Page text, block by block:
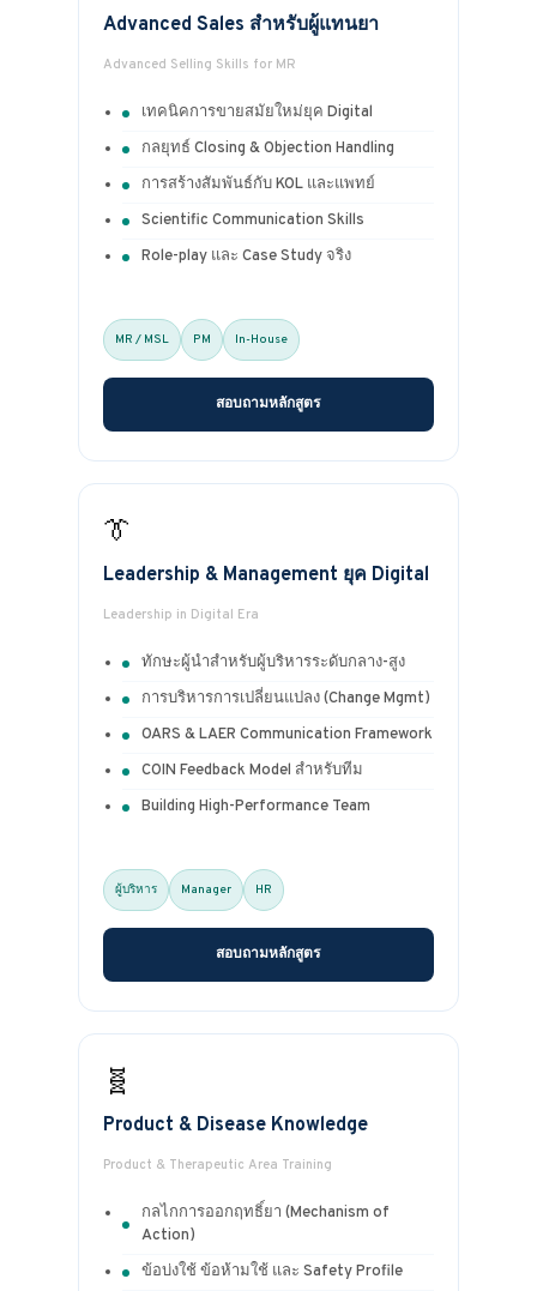
Advanced Sales สำหรับผู้แทนยา
Advanced Selling Skills for MR
เทคนิคการขายสมัยใหม่ยุค Digital
กลยุทธ์ Closing & Objection Handling
การสร้างสัมพันธ์กับ KOL และแพทย์
Scientific Communication Skills
Role-play และ Case Study จริง
MR / MSL PM In-House
สอบถามหลักสูตร
👔
Leadership & Management ยุค Digital
Leadership in Digital Era
ทักษะผู้นำสำหรับผู้บริหารระดับกลาง-สูง
การบริหารการเปลี่ยนแปลง (Change Mgmt)
OARS & LAER Communication Framework
COIN Feedback Model สำหรับทีม
Building High-Performance Team
ผู้บริหาร Manager HR
สอบถามหลักสูตร
🧬
Product & Disease Knowledge
Product & Therapeutic Area Training
กลไกการออกฤทธิ์ยา (Mechanism of
Action)
ข้อบ่งใช้ ข้อห้ามใช้ และ Safety Profile